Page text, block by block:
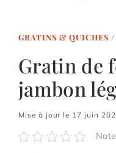
GRATINS & QUICHES /
Gratin de
jambon
Mise à jour le 17 juin